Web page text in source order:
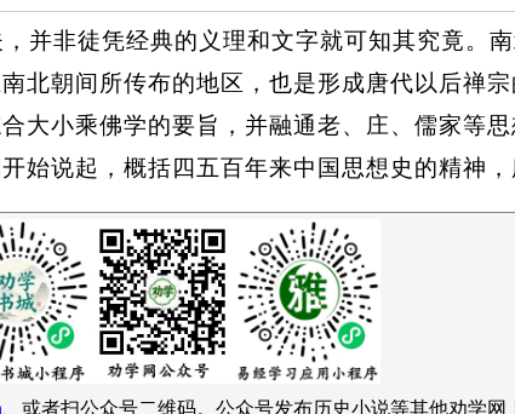
并非徒凭经典的义理和文字就可知其究竟。
北朝间所传布的地区，也是形成唐代以后禅
大小乘佛学的要旨，并融通老、庄、儒家等
始说起，概括四五百年来中国思想史的精神，
、或者扫公众号二维码。公众号发布历史小说等其他劝学网